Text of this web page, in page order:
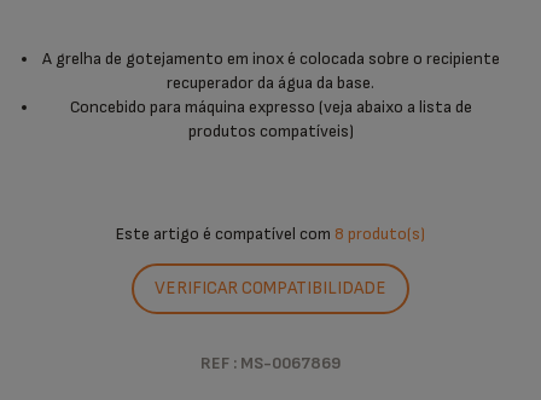
A grelha de gotejamento em inox é colocada sobre o recipiente
recuperador da água da base.
Concebido para máquina expresso (veja abaixo a lista de
produtos compatíveis)
Este artigo é compatível com 8 produto(s)
VERIFICAR COMPATIBILIDADE
REF : MS-0067869